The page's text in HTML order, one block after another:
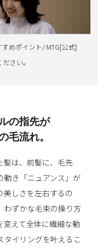
めポイント/ MTG[公式]
さい。
の指先が
毛流れ。
は、 前髪に、毛先
動き「ニュアンス」が
美しさを左右するの
わずかな毛束の操り方
変えて全体に繊細な動
タイリングを叶えるこ